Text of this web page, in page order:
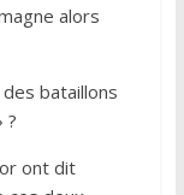
alors
bataillons
?
ont dit